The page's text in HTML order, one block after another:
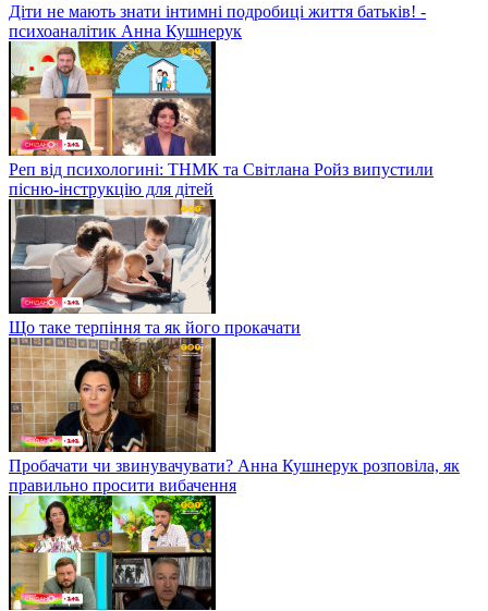
Діти не мають знати інтимні подробиці життя батьків! -
психоаналітик Анна Кушнерук
Реп від психологині: ТНМК та Світлана Ройз випустили
пісню-інструкцію для дітей
Що таке терпіння та як його прокачати
Пробачати чи звинувачувати? Анна Кушнерук розповіла, як
правильно просити вибачення